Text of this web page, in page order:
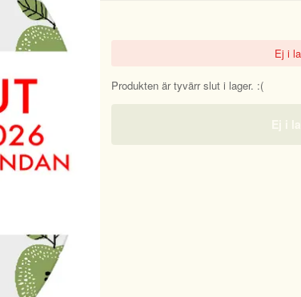
Ej i
Produkten är tyvärr slut i lager. :(